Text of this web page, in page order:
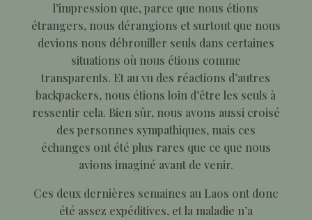
l’impression que, parce que nous étions
étrangers, nous dérangions et surtout que nous
devions nous débrouiller seuls dans certaines
situations où nous étions comme
transparents. Et au vu des réactions d’autres
backpackers, nous étions loin d’être les seuls à
ressentir cela. Bien sûr, nous avons aussi croisé
des personnes sympathiques, mais ces
échanges ont été plus rares que ce que nous
avions imaginé avant de venir.
Ces deux dernières semaines au Laos ont donc
été assez expéditives, et la maladie n’a